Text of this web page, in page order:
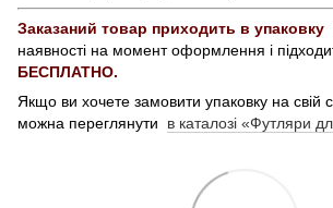
Заказаний товар приходить в упаковку
наявності на момент оформлення і
БЕСПЛАТНО.
Якщо ви хочете замовити упаковку на свій
можна переглянути в каталозі «Футляри